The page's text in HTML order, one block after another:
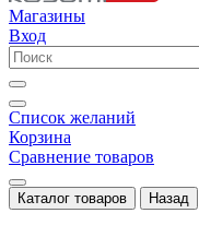
Магазины
Вход
Список желаний
Корзина
Сравнение товаров
Каталог товаров Назад